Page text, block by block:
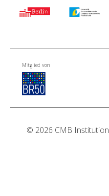
Mitglied von
© 2026 CMB Institution